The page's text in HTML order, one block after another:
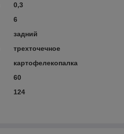
0,3
6
задний
трехточечное
картофелекопалка
60
124